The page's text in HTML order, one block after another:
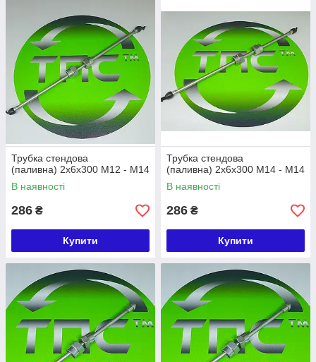
Трубка стендова
(паливна) 2х6х300 М12 - М14
В наявності
286 ₴
Купити
Трубка стендова
(паливна) 2х6х300 М14 - М14
В наявності
286 ₴
Купити